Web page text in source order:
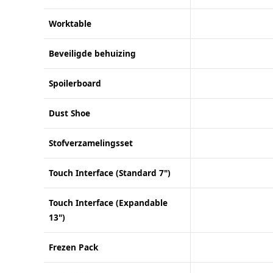
Worktable
Beveiligde behuizing
Spoilerboard
Dust Shoe
Stofverzamelingsset
Touch Interface (Standard 7")
Touch Interface (Expandable
13")
Frezen Pack